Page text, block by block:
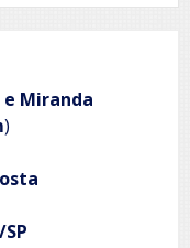
e Miranda
)